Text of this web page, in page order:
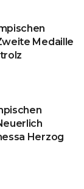
Medaille
Herzog